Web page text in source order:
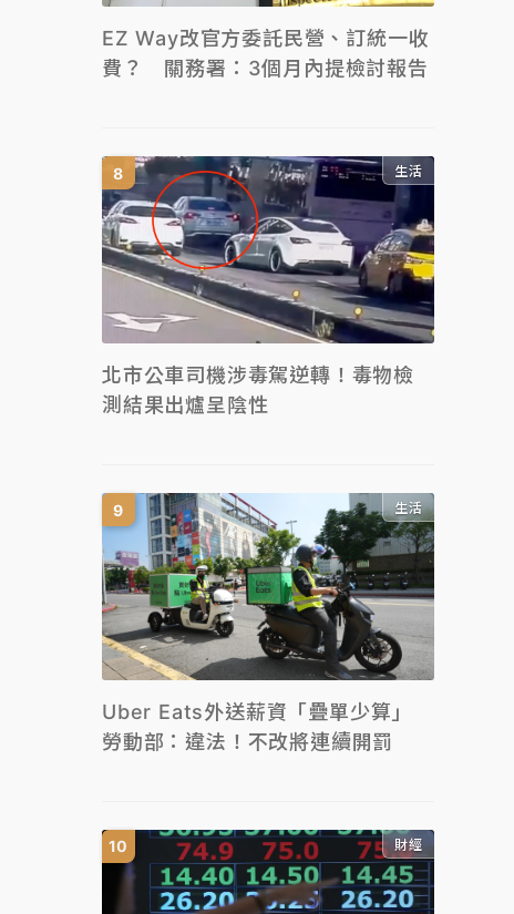
EZ Way改官方委託民營、訂統一收
費？ 關務署：3個月內提檢討報告
生活
北市公車司機涉毒駕逆轉！毒物檢
測結果出爐呈陰性
生活
Uber Eats外送薪資「疊單少算」
勞動部：違法！不改將連續開罰
財經